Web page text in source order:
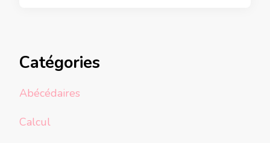
Catégories
Abécédaires
Calcul